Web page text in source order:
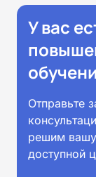
У вас
Отправьте
решим вашу
доступной